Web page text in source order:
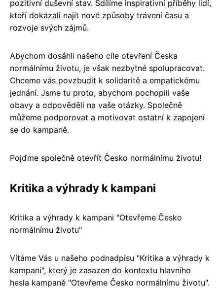
pozitivní duševní stav. Sdílíme inspirativní příběhy lidí,
kteří dokázali najít nové způsoby trávení času a
rozvoje svých zájmů.
Abychom dosáhli našeho cíle otevření Česka
normálnímu životu, je však nezbytné spolupracovat.
Chceme vás povzbudit k solidaritě a empatickému
jednání. Jsme tu proto, abychom pochopili vaše
obavy a odpověděli na vaše otázky. Společně
můžeme podporovat a motivovat ostatní k zapojení
se do kampaně.
Pojďme společně otevřít Česko normálnímu životu!
Kritika a výhrady k kampani
Kritika a výhrady k kampani "Otevřeme Česko
normálnímu životu"
Vítáme Vás u našeho podnadpisu "Kritika a výhrady k
kampani", který je zasazen do kontextu hlavního
hesla kampaně "Otevřeme Česko normálnímu životu".